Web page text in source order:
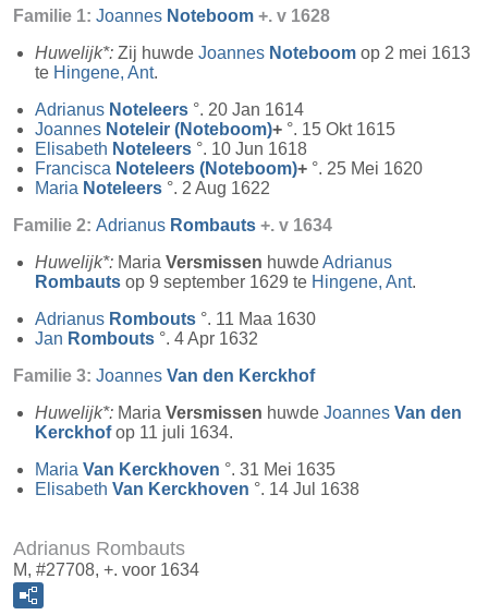
Familie 1: Joannes Noteboom +. v 1628
Huwelijk*: Zij huwde Joannes Noteboom op 2 mei 1613
te Hingene, Ant.
Adrianus Noteleers °. 20 Jan 1614
Joannes Noteleir (Noteboom)+ °. 15 Okt 1615
Elisabeth Noteleers °. 10 Jun 1618
Francisca Noteleers (Noteboom)+ °. 25 Mei 1620
Maria Noteleers °. 2 Aug 1622
Familie 2: Adrianus Rombauts +. v 1634
Huwelijk*: Maria Versmissen huwdeAdrianus
Rombauts op 9 september 1629 te Hingene, Ant.
Adrianus Rombouts °. 11 Maa 1630
Jan Rombouts °. 4 Apr 1632
Familie 3: Joannes Van den Kerckhof
Huwelijk*: Maria Versmissen huwde Joannes Van den
Kerckhofop 11 juli 1634.
Maria Van Kerckhoven °. 31 Mei 1635
Elisabeth Van Kerckhoven °. 14 Jul 1638
Adrianus Rombauts
M, #27708, +. voor 1634